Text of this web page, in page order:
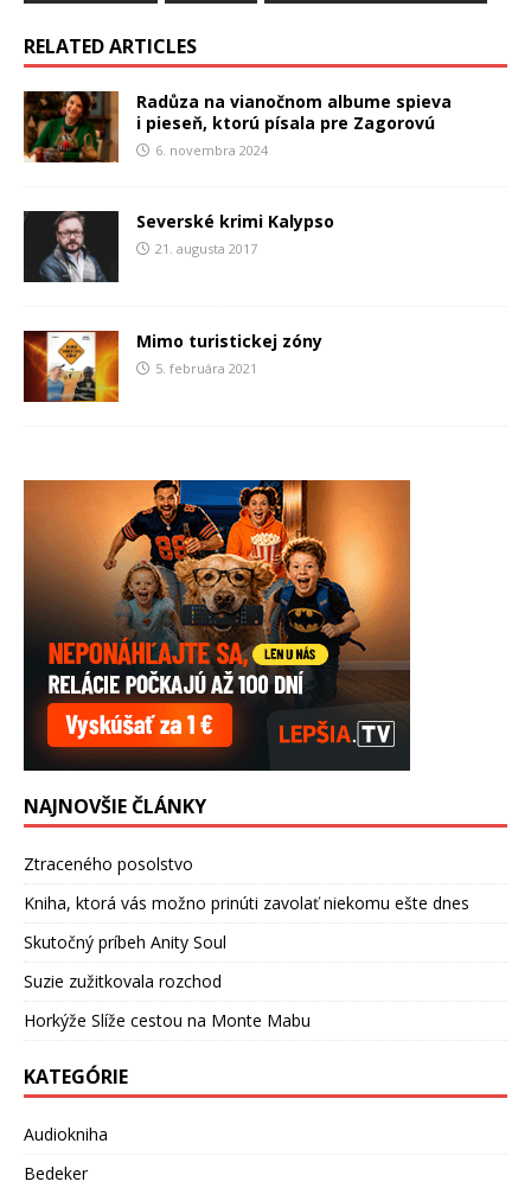
RELATED ARTICLES
Radůza na vianočnom albume spieva
i pieseň, ktorú písala pre Zagorovú
6. novembra 2024
Severské krimi Kalypso
21. augusta 2017
Mimo turistickej zóny
5. februára 2021
NAJNOVŠIE ČLÁNKY
Ztraceného posolstvo
Kniha, ktorá vás možno prinúti zavolať niekomu ešte dnes
Skutočný príbeh Anity Soul
Suzie zužitkovala rozchod
Horkýže Slíže cestou na Monte Mabu
KATEGÓRIE
Audiokniha
Bedeker